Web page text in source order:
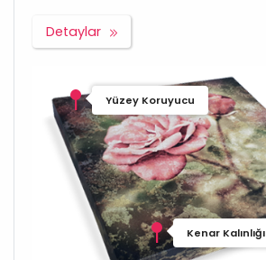
Detaylar
Yüzey Koruyucu
Kenar Kalınlığı